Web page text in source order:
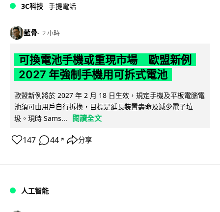
3C科技 手提電話
藍骨 2 小時
可換電池手機或重現市場 歐盟新例
2027 年強制手機用可拆式電池
歐盟新例將於 2027 年 2 月 18 日生效，規定手機及平板電腦電
池須可由用戶自行拆換，目標是延長裝置壽命及減少電子垃
圾。現時 Sams...
閱讀全文
147 44 ↗ 分享
人工智能